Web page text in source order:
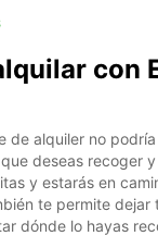
con
de alquiler no
deseas recoger
y estarás en
te permite
dónde lo hayas